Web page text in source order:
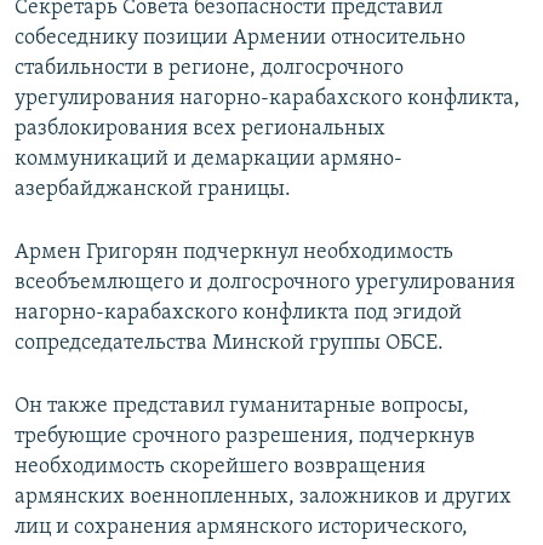
Секретарь Совета безопасности представил
собеседнику позиции Армении относительно
стабильности в регионе, долгосрочного
урегулирования нагорно-карабахского конфликта,
разблокирования всех региональных
коммуникаций и демаркации армяно-
азербайджанской границы.
Армен Григорян подчеркнул необходимость
всеобъемлющего и долгосрочного урегулирования
нагорно-карабахского конфликта под эгидой
сопредседательства Минской группы ОБСЕ.
Он также представил гуманитарные вопросы,
требующие срочного разрешения, подчеркнув
необходимость скорейшего возвращения
армянских военнопленных, заложников и других
лиц и сохранения армянского исторического,